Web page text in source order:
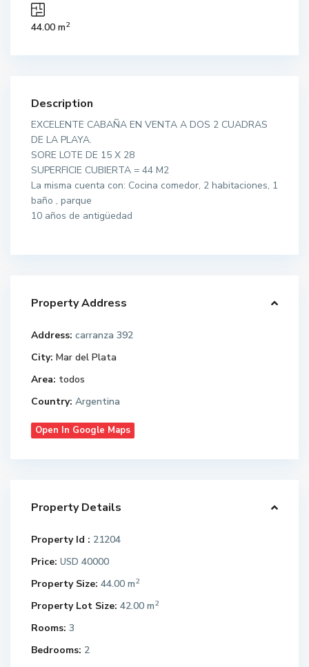
44.00 m2
Description
EXCELENTE CABAÑA EN VENTA A DOS 2 CUADRAS
DE LA PLAYA.
SORE LOTE DE 15 X 28
SUPERFICIE CUBIERTA = 44 M2
La misma cuenta con: Cocina comedor, 2 habitaciones, 1
baño , parque
10 años de antigüedad
Property Address
Address: carranza 392
City: Mar del Plata
Area: todos
Country: Argentina
Open In Google Maps
Property Details
Property Id : 21204
Price: USD 40000
Property Size: 44.00 m2
Property Lot Size: 42.00 m2
Rooms: 3
Bedrooms: 2